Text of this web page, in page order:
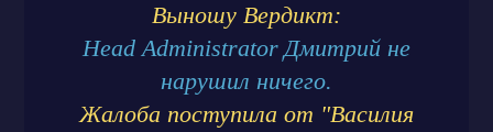
Выношу Вердикт:
Head Administrator Дмитрий не
нарушил ничего.
Жалоба поступила от "Василия